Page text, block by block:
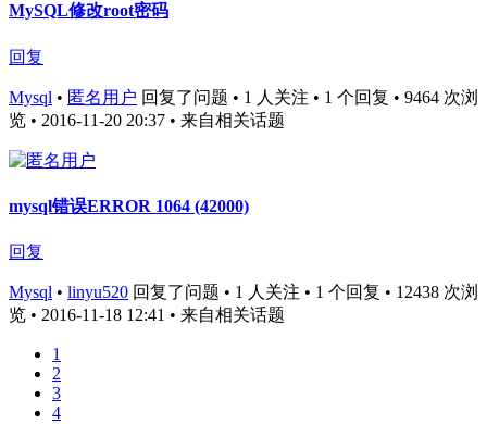
MySQL修改root密码
回复
Mysql • 匿名用户 回复了问题 • 1 人关注 • 1 个回复 • 9464 次浏
览 • 2016-11-20 20:37 • 来自相关话题
mysql错误ERROR 1064 (42000)
回复
Mysql • linyu520 回复了问题 • 1 人关注 • 1 个回复 • 12438 次浏
览 • 2016-11-18 12:41 • 来自相关话题
1
2
3
4